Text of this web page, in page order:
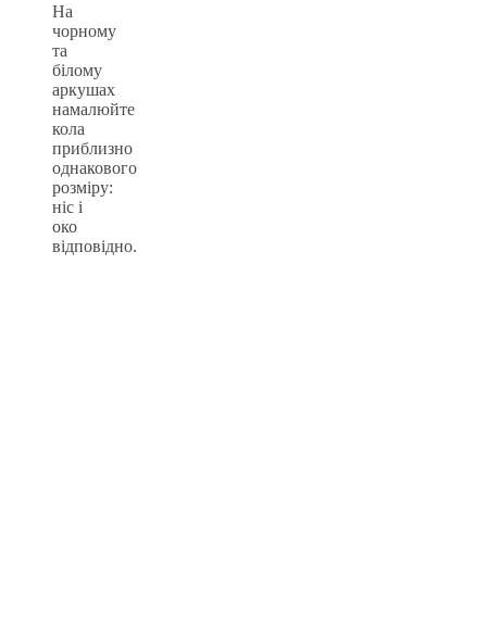
На
чорному
та
білому
аркушах
намалюйте
кола
приблизно
однакового
розміру:
ніс і
око
відповідно.